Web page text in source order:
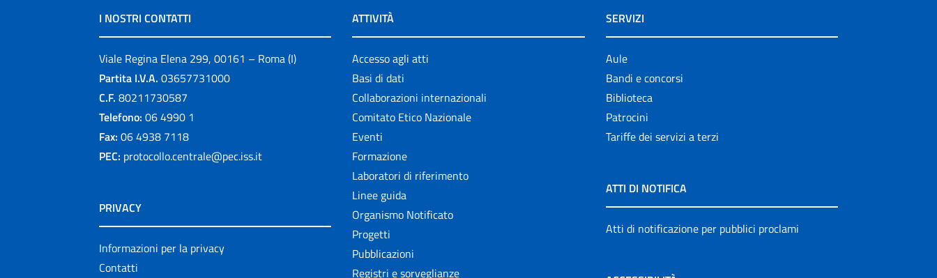
I NOSTRI CONTATTI
Viale Regina Elena 299, 00161 – Roma (I)
Partita I.V.A. 03657731000
C.F. 80211730587
Telefono: 06 4990 1
Fax: 06 4938 7118
PEC: protocollo.centrale@pec.iss.it
PRIVACY
Informazioni per la privacy
Contatti
ATTIVITÀ
Accesso agli atti
Basi di dati
Collaborazioni internazionali
Comitato Etico Nazionale
Eventi
Formazione
Laboratori di riferimento
Linee guida
Organismo Notificato
Progetti
Pubblicazioni
Registri e sorveglianze
SERVIZI
Aule
Bandi e concorsi
Biblioteca
Patrocini
Tariffe dei servizi a terzi
ATTI DI NOTIFICA
Atti di notificazione per pubblici proclami